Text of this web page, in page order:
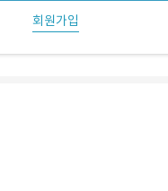
회원가입